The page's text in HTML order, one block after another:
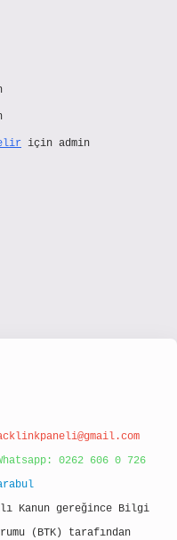
için admin
0262 606 0 726
Kanun gereğince Bilgi
(BTK) tarafından